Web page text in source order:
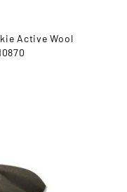
Active Wool